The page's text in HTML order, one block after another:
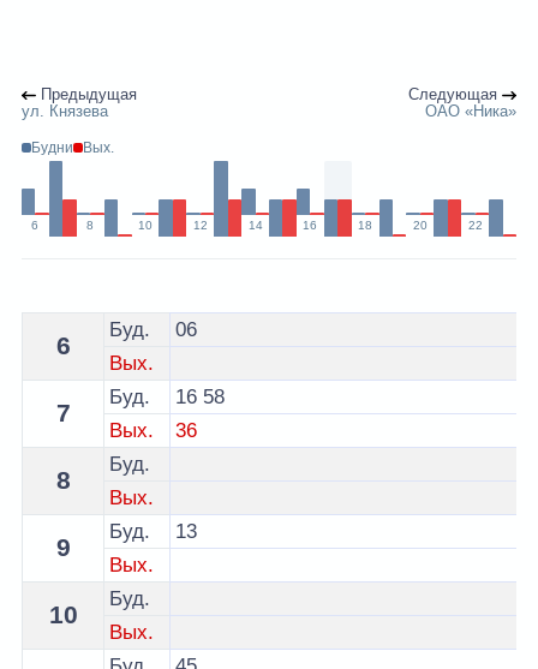
Предыдущая
ул. Князева
Следующая
ОАО «Ника»
Будни Вых.
6 8 10 12 14 16 18 20 22
Расписание 7 автобуса Витебск - остановка
6
Буд.
06
Вых.
7
Буд. 16 58
Вых.
36
8
Буд.
Вых.
9
Буд.
13
Вых.
10
Буд.
Вых.